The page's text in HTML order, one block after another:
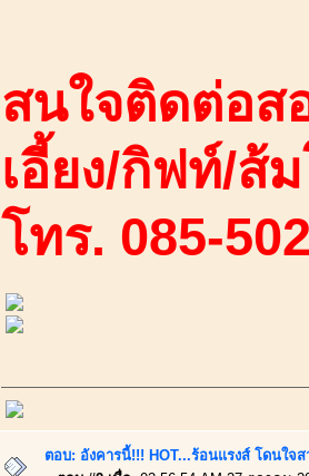
สนใจติดต่อส
เอี้ยง/กิฟท์/ส้
โทร. 085-
ตอบ: อังคารนี้!!! HOT...ร้อนแรงส์ โดนใจ